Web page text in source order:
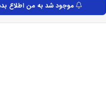
موجود شد به من اطلاع